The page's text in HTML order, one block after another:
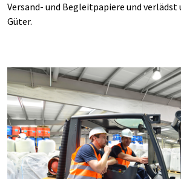
Versand- und Begleitpapiere und verlädst
Güter.